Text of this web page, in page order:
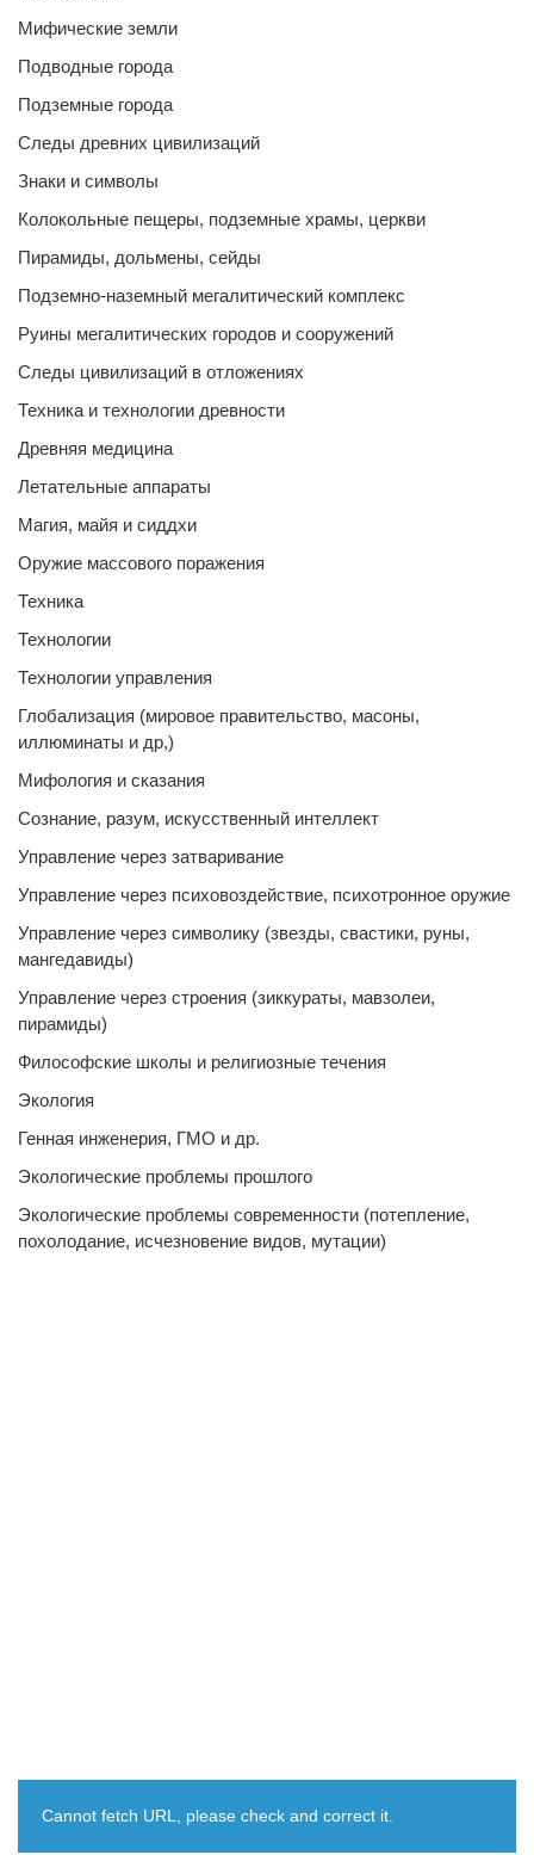
Мифические земли
Подводные города
Подземные города
Следы древних цивилизаций
Знаки и символы
Колокольные пещеры, подземные храмы, церкви
Пирамиды, дольмены, сейды
Подземно-наземный мегалитический комплекс
Руины мегалитических городов и сооружений
Следы цивилизаций в отложениях
Техника и технологии древности
Древняя медицина
Летательные аппараты
Магия, майя и сиддхи
Оружие массового поражения
Техника
Технологии
Технологии управления
Глобализация (мировое правительство, масоны,
иллюминаты и др,)
Мифология и сказания
Сознание, разум, искусственный интеллект
Управление через затваривание
Управление через психовоздействие, психотронное оружие
Управление через символику (звезды, свастики, руны,
мангедавиды)
Управление через строения (зиккураты, мавзолеи,
пирамиды)
Философские школы и религиозные течения
Экология
Генная инженерия, ГМО и др.
Экологические проблемы прошлого
Экологические проблемы современности (потепление,
похолодание, исчезновение видов, мутации)
Cannot fetch URL, please check and correct it.